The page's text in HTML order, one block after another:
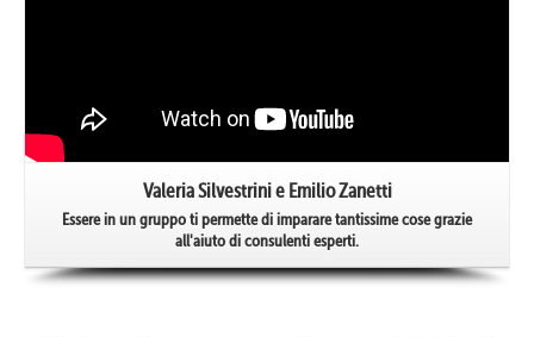
Valeria Silvestrini e Emilio Zanetti
Essere in un gruppo ti permette di imparare tantissime cose grazie
all'aiuto di consulenti esperti.